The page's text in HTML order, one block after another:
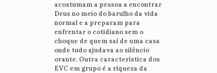
acostumam a pessoa a encontrar
Deus no meio do barulho da vida
normal e a preparam para
enfrentar o cotidiano sem o
choque de quem sai de uma casa
onde tudo ajudava ao silêncio
orante. Outra característica dos
EVC em grupo é a riqueza da